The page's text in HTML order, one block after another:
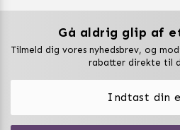
Gå aldrig glip af
Tilmeld dig vores nyhedsbrev, og
rabatter direkte til
Vuxen Magazine
Vibratorer